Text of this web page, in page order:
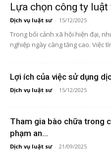
Lựa chọn công ty luật
Dịch vụ luật sư - 15/12/2025
Trong bối cảnh xã hội hiện đại,
nghiệp ngày càng tăng cao. Việc
Lợi ích của việc sử dụng
Dịch vụ luật sư - 15/12/2025
Tham gia bào chữa trong
phạm an...
Dịch vụ luật sư - 21/09/2025